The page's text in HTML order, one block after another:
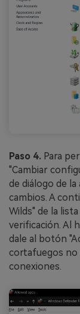
Paso 4. Para
"Cambiar
de diálogo de
cambios. A
Wilds" de la
verificación. Al
dale al botón
cortafuegos no
conexiones.